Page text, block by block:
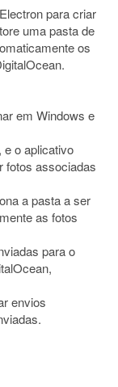
para criar
uma pasta de
os
em Windows e
e o aplicativo
fotos associadas
a pasta a ser
as fotos
para o
envios